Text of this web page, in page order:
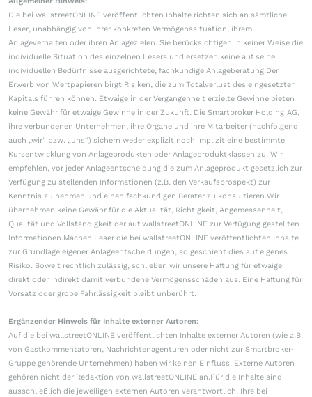
Die bei wallstreetONLINE veröffentlichten Inhalte richten sich an sämtliche
Leser, unabhängig von ihrer konkreten Vermögenssituation, ihrem
Anlageverhalten oder ihren Anlagezielen. Sie berücksichtigen in keiner Weise die
individuelle Situation des einzelnen Lesers und ersetzen keine auf seine
individuellen Bedürfnisse ausgerichtete, fachkundige Anlageberatung.Der
Erwerb von Wertpapieren birgt Risiken, die zum Totalverlust des eingesetzten
Kapitals führen können. Etwaige in der Vergangenheit erzielte Gewinne bieten
keine Gewähr für etwaige Gewinne in der Zukunft. Die Smartbroker Holding AG,
ihre verbundenen Unternehmen, ihre Organe und ihre Mitarbeiter (nachfolgend
auch „wir“ bzw. „uns“) sichern weder explizit noch implizit eine bestimmte
Kursentwicklung von Anlageprodukten oder Anlageproduktklassen zu. Wir
empfehlen, vor jeder Anlageentscheidung die zum Anlageprodukt gesetzlich zur
Verfügung zu stellenden Informationen (z.B. den Verkaufsprospekt) zur
Kenntnis zu nehmen und einen fachkundigen Berater zu konsultieren.Wir
übernehmen keine Gewähr für die Aktualität, Richtigkeit, Angemessenheit,
Qualität und Vollständigkeit der auf wallstreetONLINE zur Verfügung gestellten
Informationen.Machen Leser die bei wallstreetONLINE veröffentlichten Inhalte
zur Grundlage eigener Anlageentscheidungen, so geschieht dies auf eigenes
Risiko. Soweit rechtlich zulässig, schließen wir unsere Haftung für etwaige
direkt oder indirekt damit verbundene Vermögensschäden aus. Eine Haftung für
Vorsatz oder grobe Fahrlässigkeit bleibt unberührt.
Ergänzender Hinweis für Inhalte externer Autoren:
Auf die bei wallstreetONLINE veröffentlichten Inhalte externer Autoren (wie z.B.
von Gastkommentatoren, Nachrichtenagenturen oder nicht zur Smartbroker-
Gruppe gehörende Unternehmen) haben wir keinen Einfluss. Externe Autoren
gehören nicht der Redaktion von wallstreetONLINE an.Für die Inhalte sind
ausschließlich die jeweiligen externen Autoren verantwortlich. Ihre bei